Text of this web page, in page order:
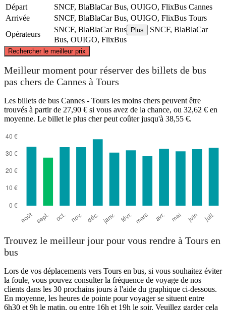
Départ SNCF, BlaBlaCar Bus, OUIGO, FlixBus Cannes
Arrivée
SNCF, BlaBlaCar Bus, OUIGO, FlixBus Tours
Opérateurs
SNCF, BlaBlaCar Bus Plus
SNCF, BlaBlaCar
Bus, OUIGO, FlixBus
Rechercher le meilleur prix
©CARTO
Meilleur moment pour réserver des billets de bus
pas chers de Cannes à Tours
Les billets de bus Cannes - Tours les moins chers peuvent être
trouvés à partir de 27,90 € si vous avez de la chance, ou 32,62 € en
moyenne. Le billet le plus cher peut coûter jusqu'à 38,55 €.
Trouvez le meilleur jour pour vous rendre à Tours en
bus
Lors de vos déplacements vers Tours en bus, si vous souhaitez éviter
la foule, vous pouvez consulter la fréquence de voyage de nos
clients dans les 30 prochains jours à l'aide du graphique ci-dessous.
En moyenne, les heures de pointe pour voyager se situent entre
6h30 et 9h le matin, ou entre 16h et 19h le soir. Veuillez garder cela